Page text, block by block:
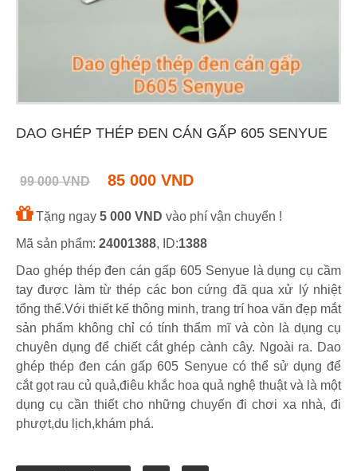
DAO GHÉP THÉP ĐEN CÁN GẤP 605 SENYUE
99 000 VND 85 000 VND
Tặng ngay 5 000 VND vào phí vận chuyển !
Mã sản phẩm: 24001388, ID:1388
Dao ghép thép đen cán gấp 605 Senyue là dụng cụ cầm
tay được làm từ thép các bon cứng đã qua xử lý nhiệt
tổng thể.Với thiết kế thông minh, trang trí hoa văn đẹp mắt
sản phẩm không chỉ có tính thẩm mĩ và còn là dụng cụ
chuyên dụng để chiết cắt ghép cành cây. Ngoài ra. Dao
ghép thép đen cán gấp 605 Senyue có thể sử dụng để
cắt gọt rau củ quả,điêu khắc hoa quả nghệ thuật và là một
dụng cụ cần thiết cho những chuyến đi chơi xa nhà, đi
phượt,du lịch,khám phá.